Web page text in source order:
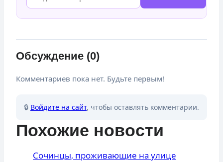
Обсуждение (0)
Комментариев пока нет. Будьте первым!
🔒 Войдите на сайт, чтобы оставлять комментарии.
Похожие новости
Сочинцы, проживающие на улице